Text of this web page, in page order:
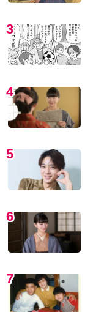
3
4
5
6
7